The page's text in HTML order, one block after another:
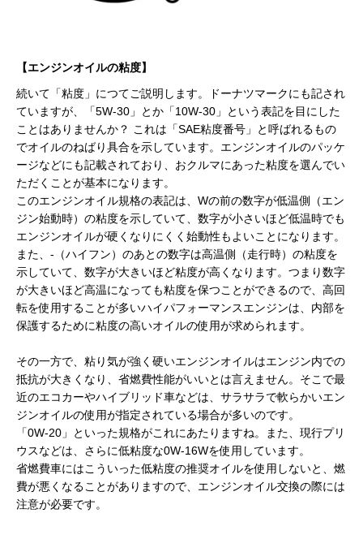
【エンジンオイルの粘度】
続いて「粘度」につてご説明します。ドーナツマークにも記され
ていますが、「5W-30」とか「10W-30」という表記を目にした
ことはありませんか？ これは「SAE粘度番号」と呼ばれるもの
でオイルのねばり具合を示しています。エンジンオイルのパッケ
ージなどにも記載されており、おクルマにあった粘度を選んでい
ただくことが基本になります。
このエンジンオイル規格の表記は、Wの前の数字が低温側（エン
ジン始動時）の粘度を示していて、数字が小さいほど低温時でも
エンジンオイルが硬くなりにくく始動性もよいことになります。
また、-（ハイフン）のあとの数字は高温側（走行時）の粘度を
示していて、数字が大きいほど粘度が高くなります。つまり数字
が大きいほど高温になっても粘度を保つことができるので、高回
転を使用することが多いハイパフォーマンスエンジンは、内部を
保護するために粘度の高いオイルの使用が求められます。
その一方で、粘り気が強く硬いエンジンオイルはエンジン内での
抵抗が大きくなり、省燃費性能がいいとは言えません。そこで最
近のエコカーやハイブリッド車などは、サラサラで軟らかいエン
ジンオイルの使用が指定されている場合が多いのです。
「0W-20」といった規格がこれにあたりますね。また、現行プリ
ウスなどは、さらに低粘度な0W-16Wを使用しています。
省燃費車にはこういった低粘度の推奨オイルを使用しないと、燃
費が悪くなることがありますので、エンジンオイル交換の際には
注意が必要です。